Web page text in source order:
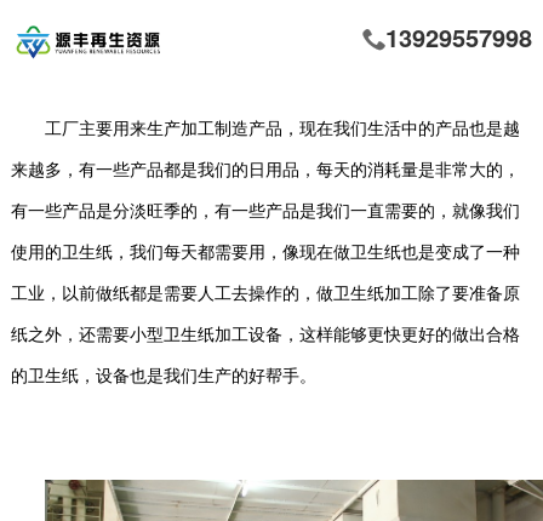
13929557998
工厂主要用来生产加工制造产品，现在我们生活中的产品也是越
来越多，有一些产品都是我们的日用品，每天的消耗量是非常大的，
有一些产品是分淡旺季的，有一些产品是我们一直需要的，就像我们
使用的卫生纸，我们每天都需要用，像现在做卫生纸也是变成了一种
工业，以前做纸都是需要人工去操作的，做卫生纸加工除了要准备原
纸之外，还需要小型卫生纸加工设备，这样能够更快更好的做出合格
的卫生纸，设备也是我们生产的好帮手。